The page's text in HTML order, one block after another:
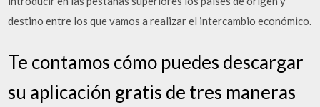
destino entre los que vamos a realizar el intercambio económico.
Te contamos cómo puedes descargar
su aplicación gratis de tres maneras